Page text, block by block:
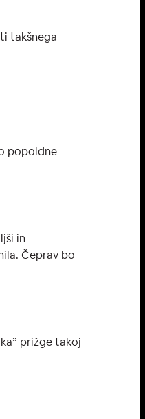
takšnega
popoldne
in
Čeprav bo
prižge takoj